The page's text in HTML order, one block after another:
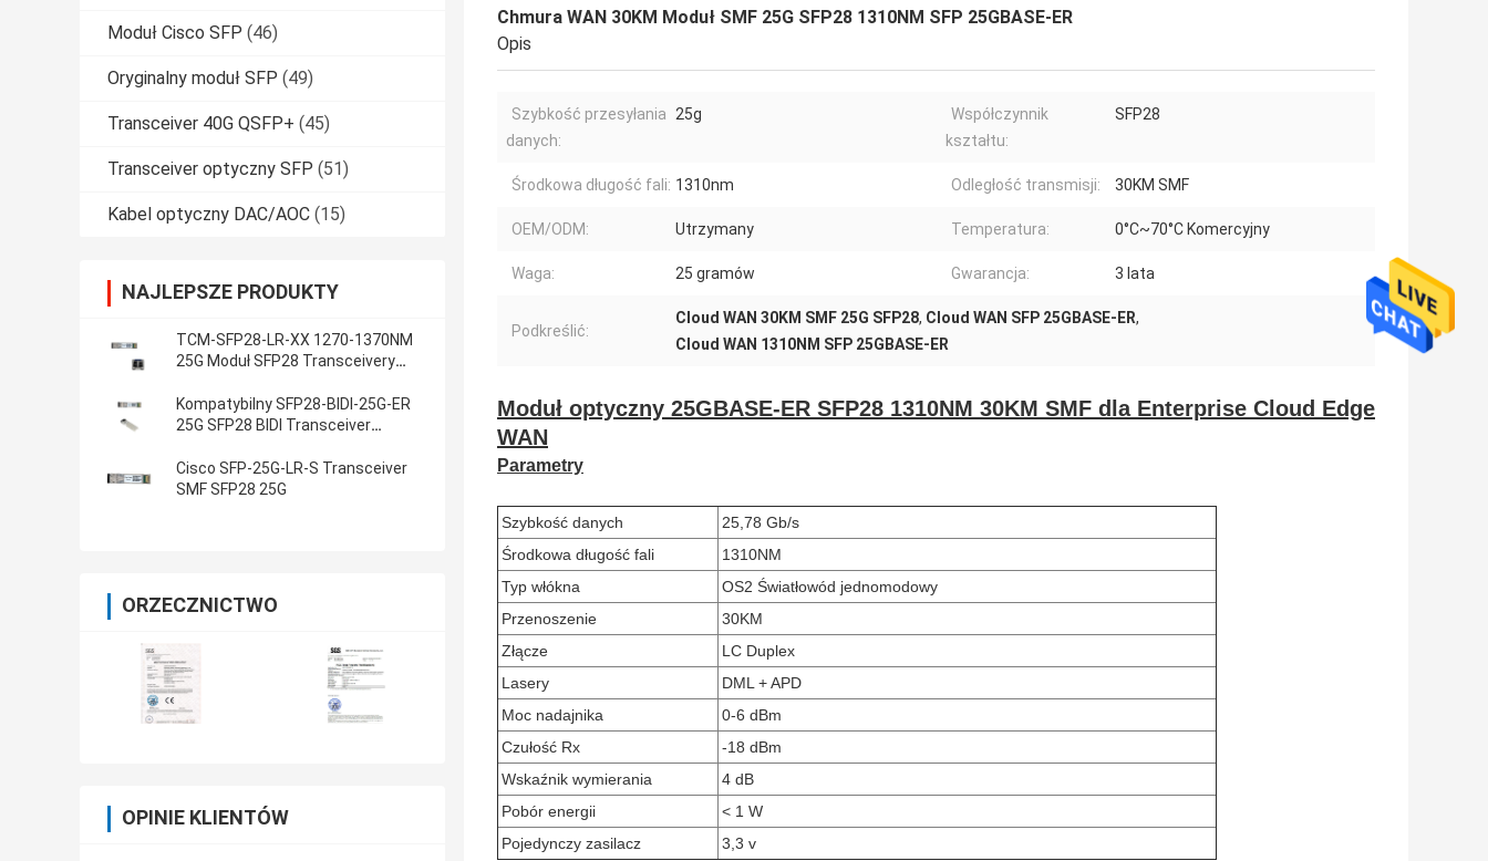
Moduł Cisco SFP (46)
Oryginalny moduł SFP (49)
Transceiver 40G QSFP+ (45)
Transceiver optyczny SFP (51)
Kabel optyczny DAC/AOC (15)
NAJLEPSZE PRODUKTY
TCM-SFP28-LR-XX 1270-1370NM
25G Moduł SFP28 Transceivery
Kompatybilny SFP28-BIDI-25G-ER
25G SFP28 BIDI Transceiver
Cisco SFP-25G-LR-S Transceiver
SMF SFP28 25G
ORZECZNICTWO
OPINIE KLIENTÓW
Chmura WAN 30KM Moduł SMF 25G SFP28 1310NM SFP 25GBASE-ER
Opis
Szybkość przesyłania
danych:
25g
Współczynnik
kształtu:
SFP28
Środkowa długość fali: 1310nm Odległość transmisji: 30KM SMF
OEM/ODM: Utrzymany Temperatura: 0°C~70°C Komercyjny
Waga: 25 gramów Gwarancja: 3 lata
Podkreślić:
Cloud WAN 30KM SMF 25G SFP28, Cloud WAN SFP 25GBASE-ER,
Cloud WAN 1310NM SFP 25GBASE-ER
Moduł optyczny 25GBASE-ER SFP28 1310NM 30KM SMF dla Enterprise Cloud Edge
WAN
Parametry
Szybkość danych
25,78 Gb/s
Środkowa długość fali
1310NM
Typ włókna
OS2 Światłowód jednomodowy
Przenoszenie
30KM
Złącze
LC Duplex
Lasery
DML + APD
Moc nadajnika
0-6 dBm
Czułość Rx
-18 dBm
Wskaźnik wymierania
4 dB
Pobór energii
< 1 W
Pojedynczy zasilacz
3,3 v